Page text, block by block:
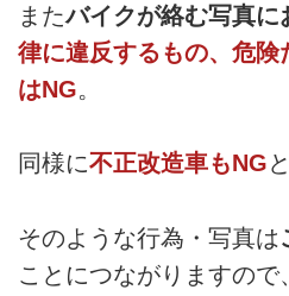
またバイクが絡む写真に
律に違反するもの、危険
はNG。
同様に不正改造車もNG
そのような行為・写真は
ことにつながりますので